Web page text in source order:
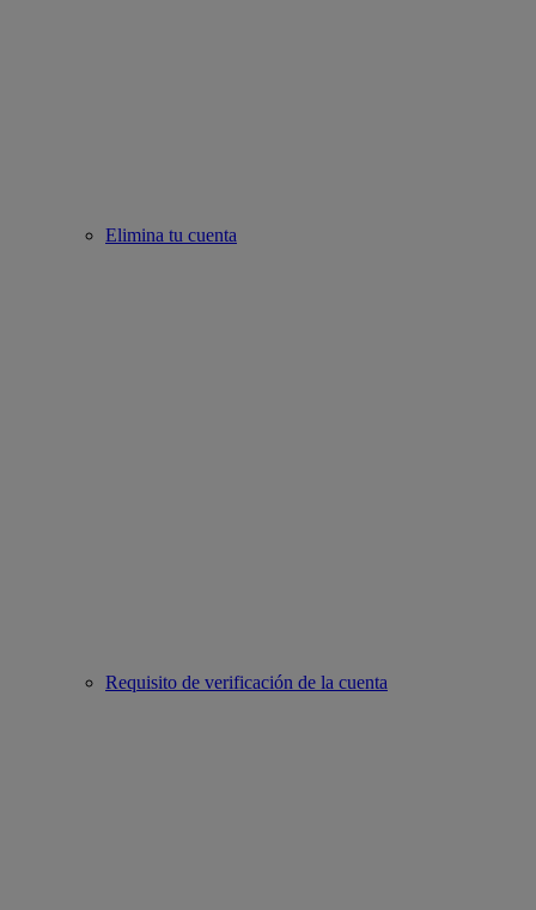
Elimina tu cuenta
Requisito de verificación de la cuenta